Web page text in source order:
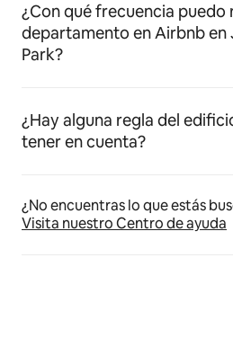
¿Con qué frecuencia puedo
departamento en Airbnb en
Park?
¿Hay alguna regla del
tener en cuenta?
¿No encuentras lo que estás
Visita nuestro Centro de ayuda